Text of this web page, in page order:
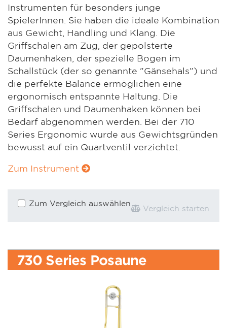
Instrumenten für besonders junge
SpielerInnen. Sie haben die ideale Kombination
aus Gewicht, Handling und Klang. Die
Griffschalen am Zug, der gepolsterte
Daumenhaken, der spezielle Bogen im
Schallstück (der so genannte "Gänsehals") und
die perfekte Balance ermöglichen eine
ergonomisch entspannte Haltung. Die
Griffschalen und Daumenhaken können bei
Bedarf abgenommen werden. Bei der 710
Series Ergonomic wurde aus Gewichtsgründen
bewusst auf ein Quartventil verzichtet.
Zum Instrument
Zum Vergleich auswählen
Vergleich starten
730 Series Posaune